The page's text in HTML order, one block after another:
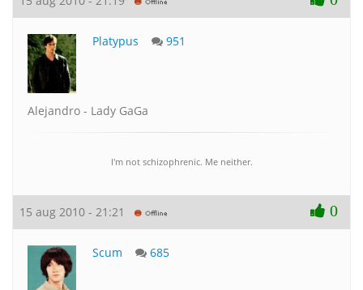
Platypus 951
Alejandro - Lady GaGa
I'm not schizophrenic. Me neither.
15 aug 2010 - 21:21 0
Scum 685